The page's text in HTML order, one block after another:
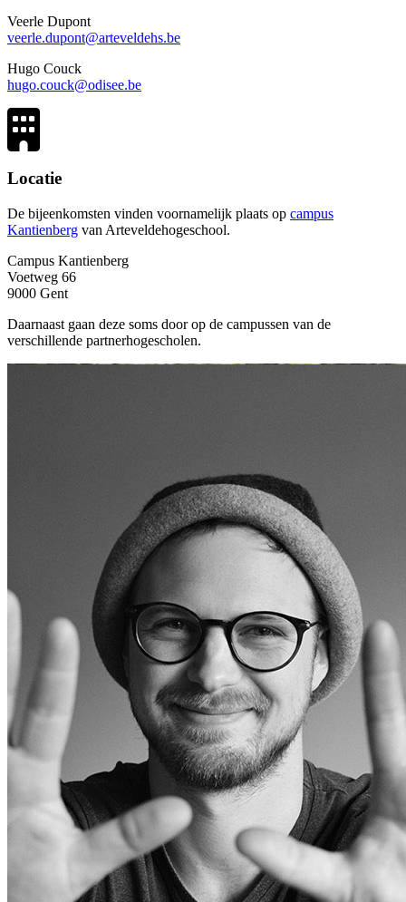
Veerle Dupont
veerle.dupont@arteveldehs.be
Hugo Couck
hugo.couck@odisee.be
Locatie
De bijeenkomsten vinden voornamelijk plaats op campus
Kantienberg van Arteveldehogeschool.
Campus Kantienberg
Voetweg 66
9000 Gent
Daarnaast gaan deze soms door op de campussen van de
verschillende partnerhogescholen.